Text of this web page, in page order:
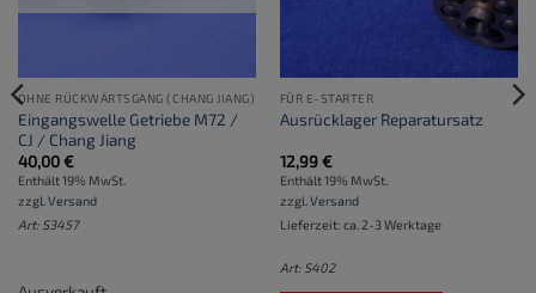
OHNE RÜCKWÄRTSGANG (CHANG JIANG)
Eingangswelle Getriebe M72 /
CJ / Chang Jiang
40,00€
Enthält 19% MwSt.
zzgl. Versand
Art: S3457
FÜR E-STARTER
Ausrücklager Reparatursatz
12,99€
Enthält 19% MwSt.
zzgl. Versand
Lieferzeit: ca. 2-3 Werktage
Art: S402